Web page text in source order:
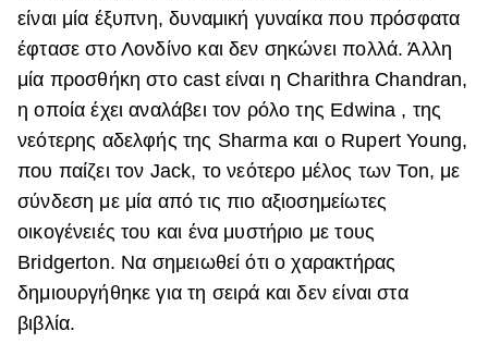
είναι μία έξυπνη, δυναμική γυναίκα που πρόσφατα
έφτασε στο Λονδίνο και δεν σηκώνει πολλά. Άλλη
μία προσθήκη στο cast είναι η Charithra Chandran,
η οποία έχει αναλάβει τον ρόλο της Edwina , της
νεότερης αδελφής της Sharma και ο Rupert Young,
που παίζει τον Jack, το νεότερο μέλος των Ton, με
σύνδεση με μία από τις πιο αξιοσημείωτες
οικογένειές του και ένα μυστήριο με τους
Bridgerton. Να σημειωθεί ότι ο χαρακτήρας
δημιουργήθηκε για τη σειρά και δεν είναι στα
βιβλία.